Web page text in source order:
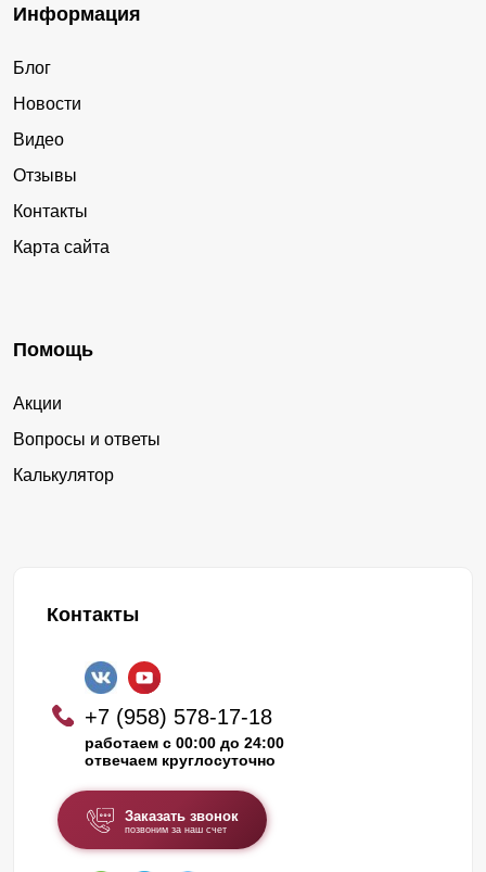
Информация
Блог
Новости
Видео
Отзывы
Контакты
Карта сайта
Помощь
Акции
Вопросы и ответы
Калькулятор
Контакты
+7 (958) 578-17-18
работаем с 00:00 до 24:00
отвечаем круглосуточно
Заказать звонок
позвоним за наш счет